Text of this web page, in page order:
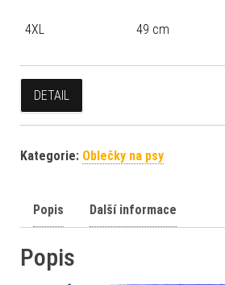
4XL 49 cm
DETAIL
Kategorie: Oblečky na psy
Popis Další informace
Popis